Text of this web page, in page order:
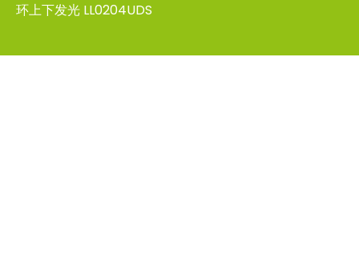
环上下发光 LL0204UDS